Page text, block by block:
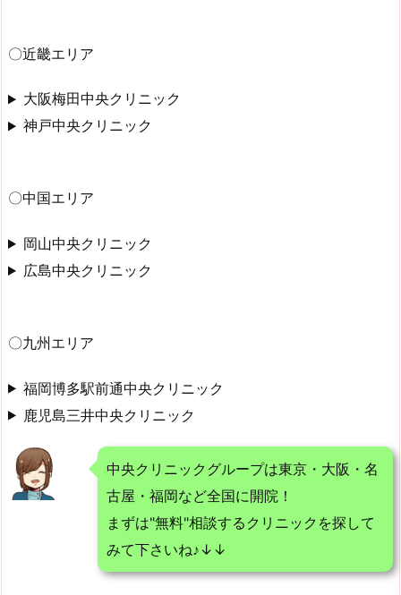
〇近畿エリア
大阪梅田中央クリニック
神戸中央クリニック
〇中国エリア
岡山中央クリニック
広島中央クリニック
〇九州エリア
福岡博多駅前通中央クリニック
鹿児島三井中央クリニック
中央クリニックグループは東京・大阪・名
古屋・福岡など全国に開院！
まずは"無料"相談するクリニックを探して
みて下さいね♪↓↓